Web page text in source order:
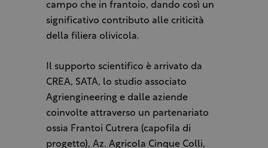
campo che in frantoio, dando così un
significativo contributo alle criticità
della filiera olivicola.
Il supporto scientifico è arrivato da
CREA, SATA, lo studio associato
Agriengineering e dalle aziende
coinvolte attraverso un partenariato
ossia Frantoi Cutrera (capofila di
progetto), Az. Agricola Cinque Colli,